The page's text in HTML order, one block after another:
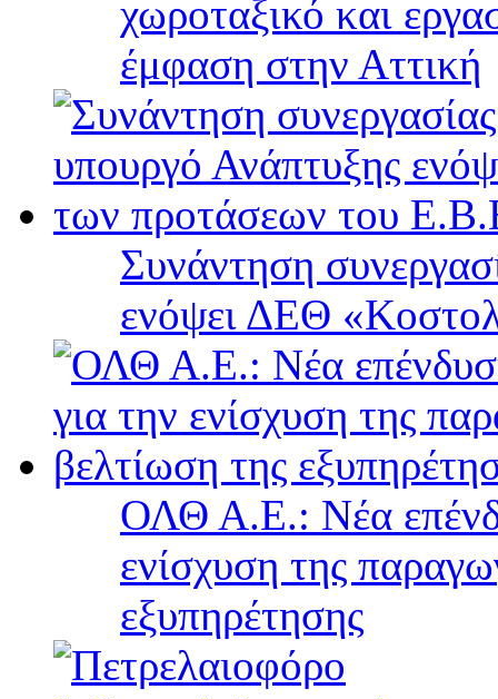
χωροταξικό και
έμφαση στην Αττική
Συνάντηση
ενόψει ΔΕΘ
ΟΛΘ Α.Ε.: Νέα
ενίσχυση της
εξυπηρέτησης